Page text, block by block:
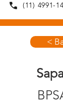
(11) 4991-
<